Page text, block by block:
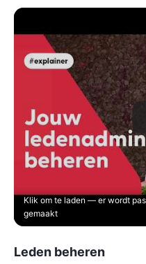
Klik om te laden — er wordt
gemaakt
Leden beheren